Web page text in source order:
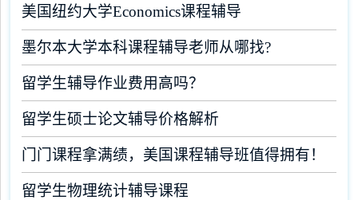
美国纽约大学Economics课程辅导
墨尔本大学本科课程辅导老师从哪找?
留学生辅导作业费用高吗？
留学生硕士论文辅导价格解析
门门课程拿满绩，美国课程辅导班值得拥有！
留学生物理统计辅导课程